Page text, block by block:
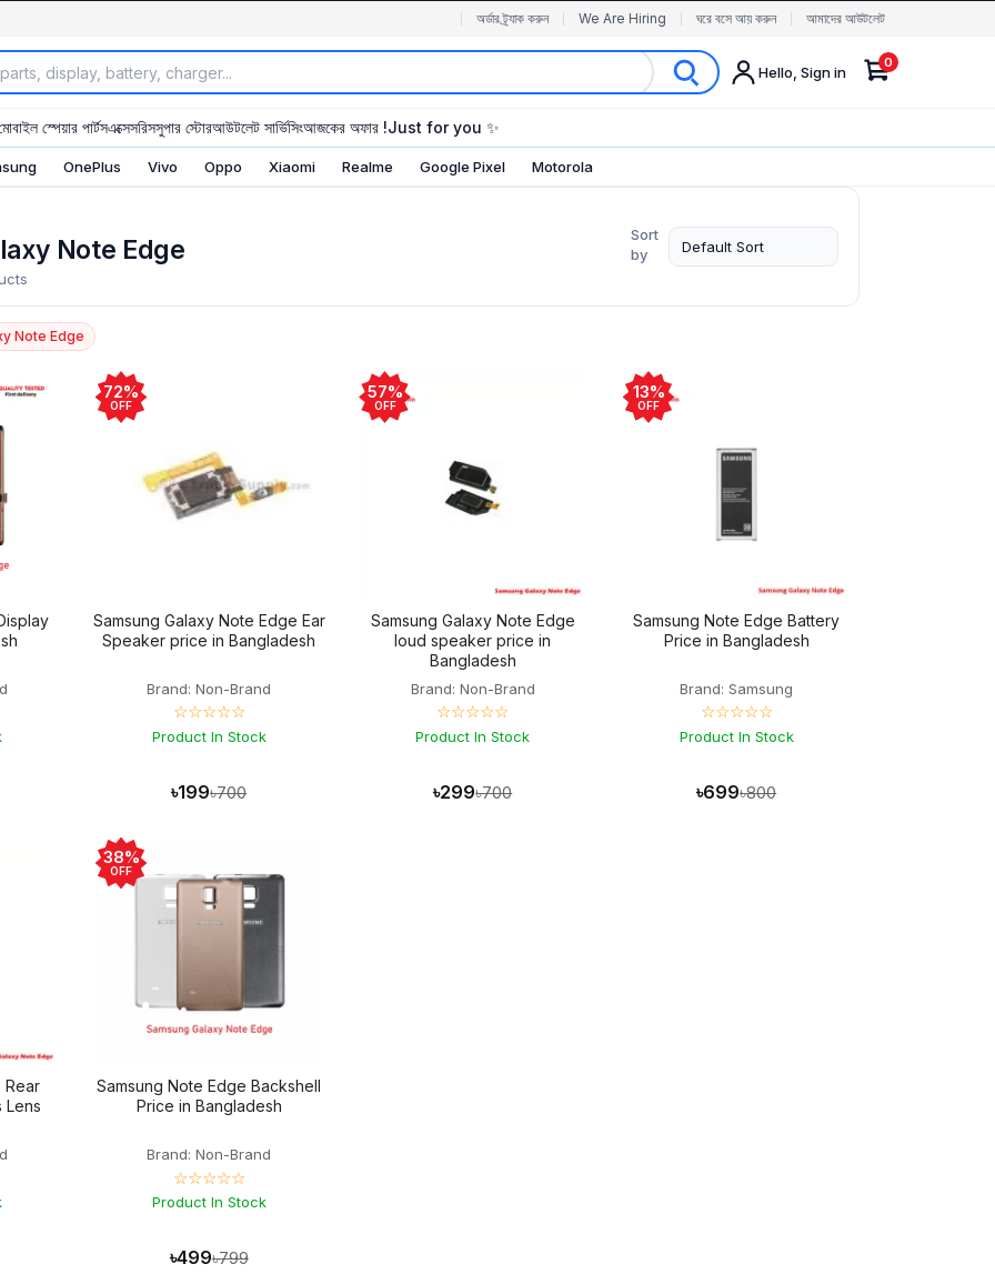
অর্ডার ট্র্যাক করুন We Are Hiring ঘরে বসে আয় করুন আমাদের আউটলেট
Hello, Sign in
0
স্পেয়ার পার্টসএক্সেসরিসসুপার স্টোরআউটলেট সার্ভিসিংআজকের অফার !Just for you ✨
OnePlus Vivo Oppo Xiaomi Realme Google Pixel Motorola
Note Edge
Sort
by
Note Edge
72%
OFF
Samsung Galaxy Note Edge Ear
Speaker price in Bangladesh
Brand: Non-Brand
☆☆☆☆☆
Product In Stock
৳199৳700
57%
OFF
Samsung Galaxy Note Edge
loud speaker price in
Bangladesh
Brand: Non-Brand
☆☆☆☆☆
Product In Stock
৳299৳700
13%
OFF
Samsung Note Edge Battery
Price in Bangladesh
Brand: Samsung
☆☆☆☆☆
Product In Stock
৳699৳800
Rear
Lens
38%
OFF
Samsung Note Edge Backshell
Price in Bangladesh
Brand: Non-Brand
☆☆☆☆☆
Product In Stock
৳499৳799